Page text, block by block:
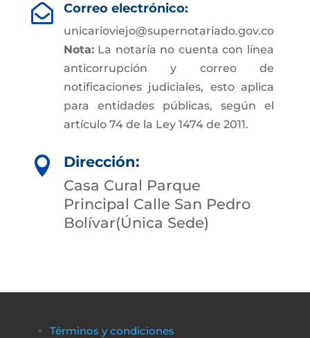
 Correo electrónico:
unicarioviejo@supernotariado.gov.co
Nota:La notaría no cuenta con línea
anticorrupción y correo de
notificaciones judiciales, esto aplica
para entidades públicas, según el
artículo 74 de la Ley 1474 de 2011.

Dirección:
Casa Cural Parque
Principal Calle San Pedro
Bolívar(Única Sede)
Términos y condiciones